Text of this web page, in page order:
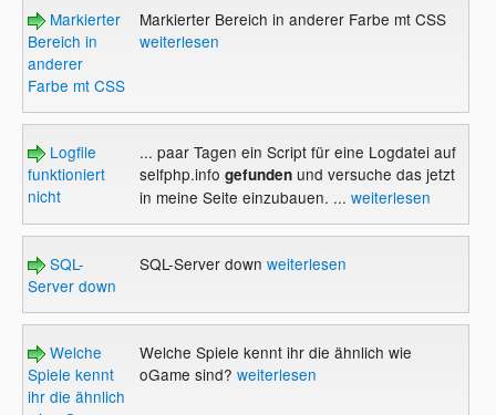
Markierter
Bereich in
anderer
Farbe mt CSS
Markierter Bereich in anderer Farbe mt CSS
weiterlesen
Logfile
funktioniert
nicht
... paar Tagen ein Script für eine Logdatei auf
selfphp.info gefundenund versuche das jetzt
in meine Seite einzubauen. ... weiterlesen
SQL-
Server down
SQL-Server down weiterlesen
Welche
Spiele kennt
ihr die ähnlich
Welche Spiele kennt ihr die ähnlich wie
oGame sind? weiterlesen